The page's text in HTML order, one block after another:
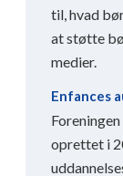
til, hvad
at støtte
medier.
Enfances
oprettet i